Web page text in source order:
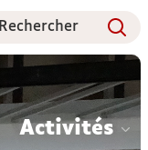
Rechercher
Activités